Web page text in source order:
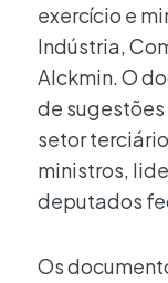
exercício e
Indústria,
Alckmin. O
de
setor
ministros,
deputados
Os